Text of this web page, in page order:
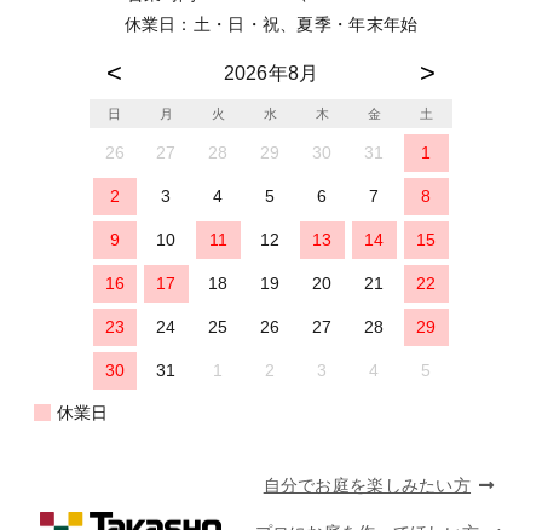
休業日：土・日・祝、夏季・年末年始
2026年8月
日 月 火 水 木 金 土
26 27 28 29 30 31 1
2 3 4 5 6 7 8
9 10 11 12 13 14 15
16 17 18 19 20 21 22
23 24 25 26 27 28 29
30 31 1 2 3 4 5
休業日
自分でお庭を楽しみたい方